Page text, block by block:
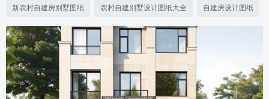
新农村自建房别墅图纸 农村自建别墅设计图纸大全 自建房设计图纸